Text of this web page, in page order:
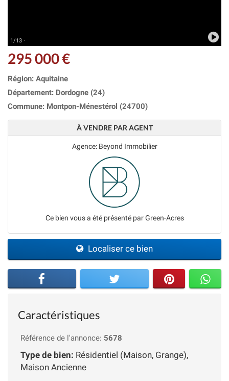
1/13 ·
295 000 €
Région: Aquitaine
Département: Dordogne (24)
Commune: Montpon-Ménestérol (24700)
À VENDRE PAR AGENT
Agence: Beyond Immobilier
Ce bien vous a été présenté par Green-Acres
Localiser ce bien
Caractéristiques
Référence de l'annonce: 5678
Type de bien: Résidentiel (Maison, Grange),
Maison Ancienne